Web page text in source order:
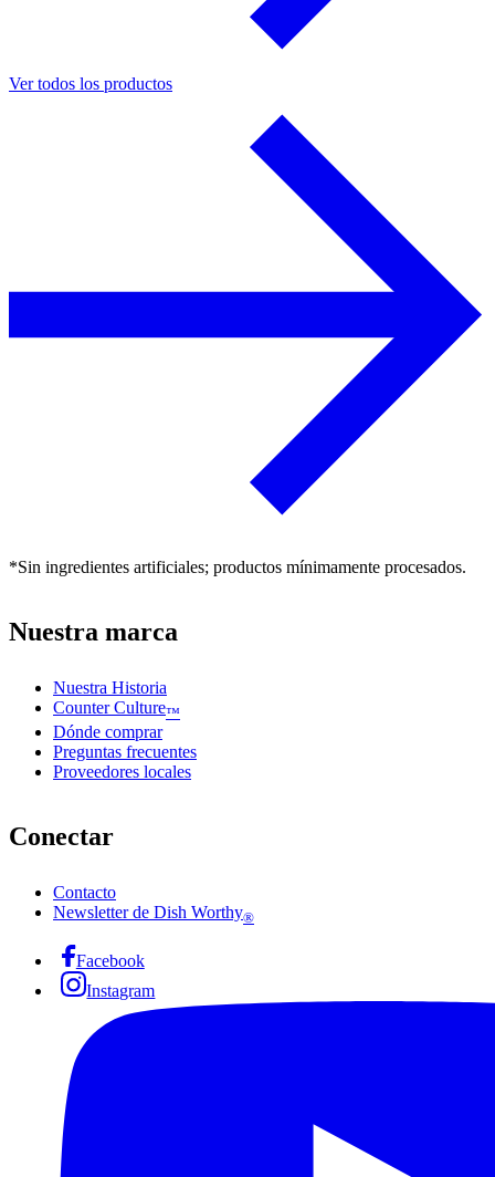
Ver todos los productos
*Sin ingredientes artificiales; productos mínimamente procesados.
Nuestra marca
Nuestra Historia
Counter Culture™
Dónde comprar
Preguntas frecuentes
Proveedores locales
Conectar
Contacto
Newsletter de Dish Worthy®
Facebook
Instagram